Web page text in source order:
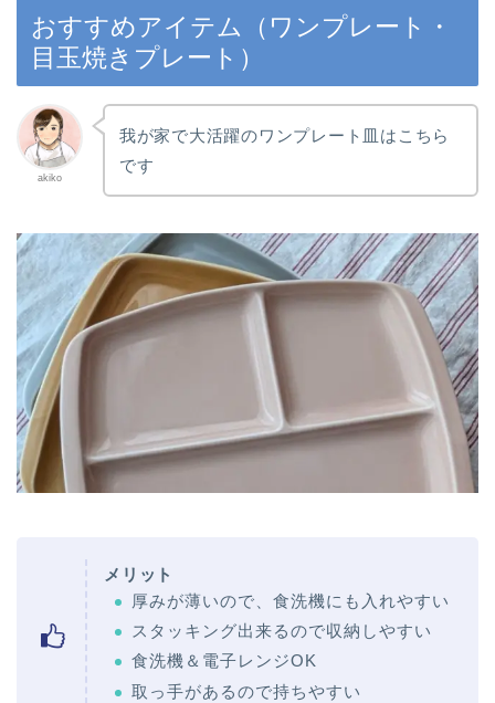
おすすめアイテム（ワンプレート・
目玉焼きプレート）
akiko
我が家で大活躍のワンプレート皿はこちら
です
メリット
厚みが薄いので、食洗機にも入れやすい
スタッキング出来るので収納しやすい
食洗機＆電子レンジOK
取っ手があるので持ちやすい